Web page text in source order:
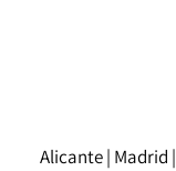
Alicante| Madrid |